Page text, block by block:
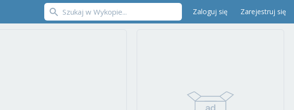
Zaloguj się Zarejestruj się